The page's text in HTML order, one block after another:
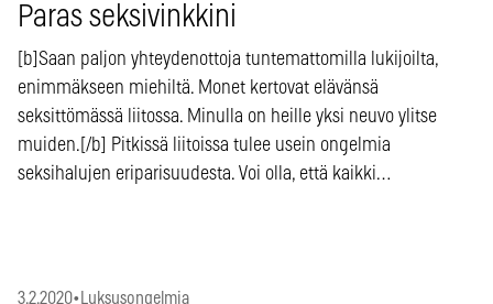
Paras seksivinkkini
[b]Saan paljon yhteydenottoja tuntemattomilla lukijoilta,
enimmäkseen miehiltä. Monet kertovat elävänsä
seksittömässä liitossa. Minulla on heille yksi neuvo ylitse
muiden.[/b] Pitkissä liitoissa tulee usein ongelmia
seksihalujen eriparisuudesta. Voi olla, että kaikki…
3.2.2020• Luksusongelmia